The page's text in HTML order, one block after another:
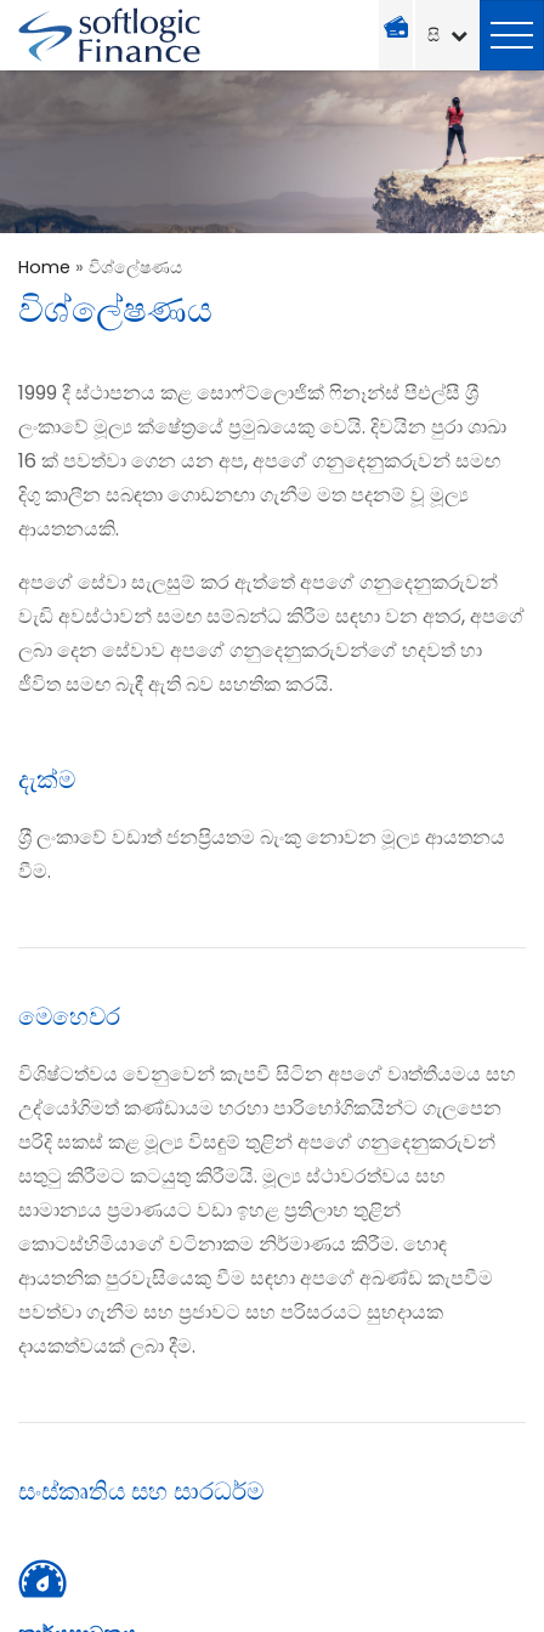
Home » විශ්ලේෂණය
විශ්ලේෂණය
1999 දී ස්ථාපනය කළ සොෆ්ට්ලොජික් ෆිනෑන්ස් පීඑල්සී ශ‍්‍රී
ලංකාවේ මූල්‍ය ක්ෂේත‍්‍රයේ ප‍්‍රමුඛයෙකු වෙයි. දිවයින පුරා ශාඛා
16 ක් පවත්වා ගෙන යන අප, අපගේ ගනුදෙනුකරුවන් සමඟ
දිගු කාලීන සබඳතා ගොඩනඟා ගැනීම මත පදනම් වූ මූල්‍ය
ආයතනයකි.
අපගේ සේවා සැලසුම් කර ඇත්තේ අපගේ ගනුදෙනුකරුවන්
වැඩි අවස්ථාවන් සමඟ සම්බන්ධ කිරීම සඳහා වන අතර, අපගේ
ලබා දෙන සේවාව අපගේ ගනුදෙනුකරුවන්ගේ හදවත් හා
ජීවිත සමඟ බැඳී ඇති බව සහතික කරයි.
දැක්ම
ශ‍්‍රී ලංකාවේ වඩාත් ජනප‍්‍රියතම බැංකු නොවන මූල්‍ය ආයතනය
වීම.
මෙහෙවර
විශිෂ්ටත්වය වෙනුවෙන් කැපවී සිටින අපගේ වෘත්තීයමය සහ
උද්යෝගිමත් කණ්ඩායම හරහා පාරිභෝගිකයින්ට ගැලපෙන
පරිදි සකස් කළ මූල්‍ය විසඳුම් තුළින් අපගේ ගනුදෙනුකරුවන්
සතුටු කිරීමට කටයුතු කිරීමයි. මූල්‍ය ස්ථාවරත්වය සහ
සාමාන්‍යය ප‍්‍රමාණයට වඩා ඉහළ ප‍්‍රතිලාභ තුළින්
කොටස්හිමියාගේ වටිනාකම නිර්මාණය කිරීම. හොඳ
ආයතනික පුරවැසියෙකු වීම සඳහා අපගේ අඛණ්ඩ කැපවීම
පවත්වා ගැනීම සහ ප‍්‍රජාවට සහ පරිසරයට සුභදායක
දායකත්වයක් ලබා දීම.
සංස්කෘතිය සහ සාරධර්ම